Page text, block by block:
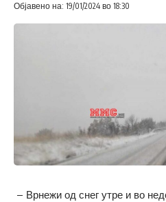
Објавено на: 19/01/2024 во 18:30
– Врнежи од снег утре и во